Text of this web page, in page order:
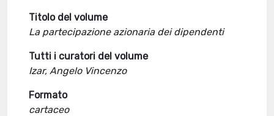
Titolo del volume
La partecipazione azionaria dei dipendenti
Tutti i curatori del volume
Izar, Angelo Vincenzo
Formato
cartaceo